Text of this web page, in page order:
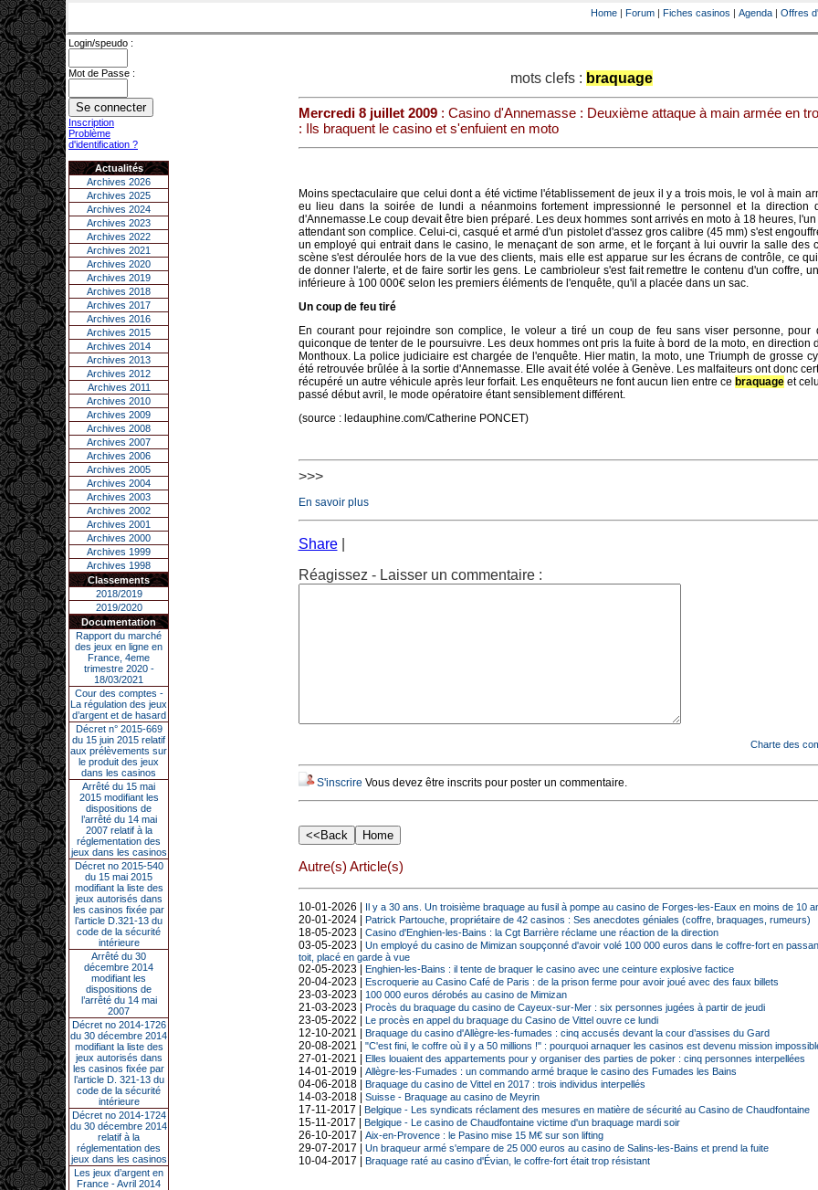
Home | Forum | Fiches casinos | Agenda | Offres
Login/speudo :
Mot de Passe :
Inscription
Problème
d'identification ?
Actualités
Archives 2026
Archives 2025
Archives 2024
Archives 2023
Archives 2022
Archives 2021
Archives 2020
Archives 2019
Archives 2018
Archives 2017
Archives 2016
Archives 2015
Archives 2014
Archives 2013
Archives 2012
Archives 2011
Archives 2010
Archives 2009
Archives 2008
Archives 2007
Archives 2006
Archives 2005
Archives 2004
Archives 2003
Archives 2002
Archives 2001
Archives 2000
Archives 1999
Archives 1998
Classements
2018/2019
2019/2020
Documentation
Rapport du marché
des jeux en ligne en
France, 4eme
trimestre 2020 -
18/03/2021
Cour des comptes -
La régulation des jeux
d’argent et de hasard
Décret n° 2015-669
du 15 juin 2015 relatif
aux prélèvements sur
le produit des jeux
dans les casinos
Arrêté du 15 mai
2015 modifiant les
dispositions de
l’arrêté du 14 mai
2007 relatif à la
réglementation des
jeux dans les casinos
Décret no 2015-540
du 15 mai 2015
modifiant la liste des
jeux autorisés dans
les casinos fixée par
l’article D.321-13 du
code de la sécurité
intérieure
Arrêté du 30
décembre 2014
modifiant les
dispositions de
l’arrêté du 14 mai
2007
Décret no 2014-1726
du 30 décembre 2014
modifiant la liste des
jeux autorisés dans
les casinos fixée par
l’article D. 321-13 du
code de la sécurité
intérieure
Décret no 2014-1724
du 30 décembre 2014
relatif à la
réglementation des
jeux dans les casinos
Les jeux d’argent en
France - Avril 2014
mots clefs : braquage
Mercredi 8 juillet 2009: Casino d'Annemasse : Deuxième attaque à main armée en
: Ils braquent le casino et s'enfuient en moto
Moins spectaculaire que celui dont a été victime l'établissement de jeux il y a trois mois, le vol à main
eu lieu dans la soirée de lundi a néanmoins fortement impressionné le personnel et la direction
d'Annemasse.Le coup devait être bien préparé. Les deux hommes sont arrivés en moto à 18 heures,
attendant son complice. Celui-ci, casqué et armé d'un pistolet d'assez gros calibre (45 mm) s'est
un employé qui entrait dans le casino, le menaçant de son arme, et le forçant à lui ouvrir la salle des
scène s'est déroulée hors de la vue des clients, mais elle est apparue sur les écrans de contrôle, ce
de donner l'alerte, et de faire sortir les gens. Le cambrioleur s'est fait remettre le contenu d'un coffre,
inférieure à 100 000€ selon les premiers éléments de l'enquête, qu'il a placée dans un sac.
Un coup de feu tiré
En courant pour rejoindre son complice, le voleur a tiré un coup de feu sans viser personne, pour
quiconque de tenter de le poursuivre. Les deux hommes ont pris la fuite à bord de la moto, en direction
Monthoux. La police judiciaire est chargée de l'enquête. Hier matin, la moto, une Triumph de grosse
été retrouvée brûlée à la sortie d'Annemasse. Elle avait été volée à Genève. Les malfaiteurs ont donc
récupéré un autre véhicule après leur forfait. Les enquêteurs ne font aucun lien entre ce braquageet
passé début avril, le mode opératoire étant sensiblement différent.
(source : ledauphine.com/Catherine PONCET)
>>>
En savoir plus
Share
Réagissez - Laisser un commentaire :
Charte des
S'inscrire Vous devez être inscrits pour poster un commentaire.
Autre(s) Article(s)
10-01-2026 | Il y a 30 ans. Un troisième braquage au fusil à pompe au casino de Forges-les-Eaux en moins de 10
20-01-2024 | Patrick Partouche, propriétaire de 42 casinos : Ses anecdotes géniales (coffre, braquages, rumeurs)
18-05-2023 | Casino d'Enghien-les-Bains : la Cgt Barrière réclame une réaction de la direction
03-05-2023 |
Un employé du casino de Mimizan soupçonné d'avoir volé 100 000 euros dans le coffre-fort en
toit, placé en garde à vue
02-05-2023 | Enghien-les-Bains : il tente de braquer le casino avec une ceinture explosive factice
20-04-2023 | Escroquerie au Casino Café de Paris : de la prison ferme pour avoir joué avec des faux billets
23-03-2023 | 100 000 euros dérobés au casino de Mimizan
21-03-2023 | Procès du braquage du casino de Cayeux-sur-Mer : six personnes jugées à partir de jeudi
23-05-2022 | Le procès en appel du braquage du Casino de Vittel ouvre ce lundi
12-10-2021 | Braquage du casino d'Allègre-les-fumades : cinq accusés devant la cour d’assises du Gard
20-08-2021 | "C'est fini, le coffre où il y a 50 millions !" : pourquoi arnaquer les casinos est devenu mission
27-01-2021 | Elles louaient des appartements pour y organiser des parties de poker : cinq personnes interpellées
14-01-2019 | Allègre-les-Fumades : un commando armé braque le casino des Fumades les Bains
04-06-2018 | Braquage du casino de Vittel en 2017 : trois individus interpellés
14-03-2018 | Suisse - Braquage au casino de Meyrin
17-11-2017 | Belgique - Les syndicats réclament des mesures en matière de sécurité au Casino de Chaudfontaine
15-11-2017 | Belgique - Le casino de Chaudfontaine victime d'un braquage mardi soir
26-10-2017 | Aix-en-Provence : le Pasino mise 15 M€ sur son lifting
29-07-2017 | Un braqueur armé s'empare de 25 000 euros au casino de Salins-les-Bains et prend la fuite
10-04-2017 | Braquage raté au casino d'Évian, le coffre-fort était trop résistant